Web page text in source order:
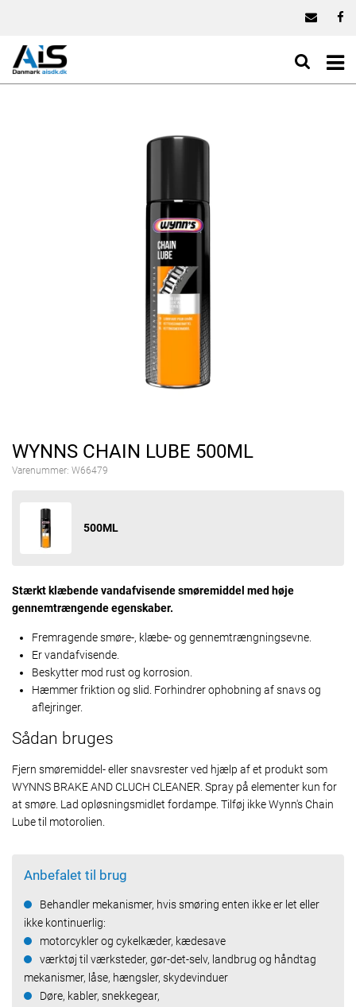
WYNNS CHAIN LUBE 500ML
Varenummer: W66479
500ML
Stærkt klæbende vandafvisende smøremiddel med høje
gennemtrængende egenskaber.
Fremragende smøre-, klæbe- og gennemtrængningsevne.
Er vandafvisende.
Beskytter mod rust og korrosion.
Hæmmer friktion og slid. Forhindrer ophobning af snavs og
aflejringer.
Sådan bruges
Fjern smøremiddel- eller snavsrester ved hjælp af et produkt som
WYNNS BRAKE AND CLUCH CLEANER. Spray på elementer kun for
at smøre. Lad opløsningsmidlet fordampe. Tilføj ikke Wynn's Chain
Lube til motorolien.
Anbefalet til brug
Behandler mekanismer, hvis smøring enten ikke er let eller
ikke kontinuerlig:
motorcykler og cykelkæder, kædesave
værktøj til værksteder, gør-det-selv, landbrug og håndtag
mekanismer, låse, hængsler, skydevinduer
Døre, kabler, snekkegear,